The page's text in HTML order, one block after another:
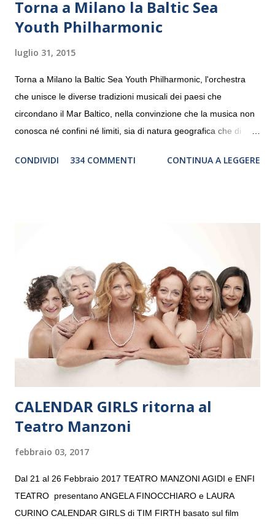
Torna a Milano la Baltic Sea
Youth Philharmonic
luglio 31, 2015
Torna a Milano la Baltic Sea Youth Philharmonic, l'orchestra
che unisce le diverse tradizioni musicali dei paesi che
circondano il Mar Baltico, nella convinzione che la musica non
conosca né confini né limiti, sia di natura geografica che di
debutterà il 10 settembre a Heiden, in Germania, e toccherà, in
“Settembre dell’Accademia” dove si esibirà per il secondo anno
consecutivo. Il pubblico milanese avrà il piacere di applaudire i
giovani artisti della Baltic Sea Youth Philharmonic per la quarta
volta. L’orchestra, fondata nel 2008 da Kristjan Järvi (affiancato
da un prestigioso consiglio di consulent...
CONDIVIDI 334 COMMENTI CONTINUA A LEGGERE
CALENDAR GIRLS ritorna al
Teatro Manzoni
febbraio 03, 2017
Dal 21 al 26 Febbraio 2017 TEATRO MANZONI AGIDI e ENFI
TEATRO presentano ANGELA FINOCCHIARO e LAURA
CURINO CALENDAR GIRLS di TIM FIRTH basato sul film